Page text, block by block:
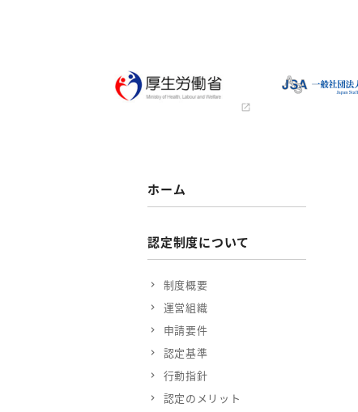
ホーム
認定制度について
制度概要
運営組織
申請要件
認定基準
行動指針
認定のメリット